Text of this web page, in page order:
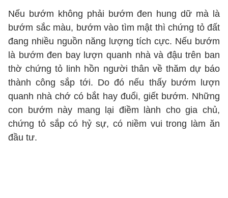
Nếu bướm không phải bướm đen hung dữ mà là
bướm sắc màu, bướm vào tìm mật thì chứng tỏ đất
đang nhiều nguồn năng lượng tích cực. Nếu bướm
là bướm đen bay lượn quanh nhà và đậu trên ban
thờ chứng tỏ linh hồn người thân về thăm dự báo
thành công sắp tới. Do đó nếu thấy bướm lượn
quanh nhà chớ có bắt hay đuổi, giết bướm. Những
con bướm này mang lại điềm lành cho gia chủ,
chứng tỏ sắp có hỷ sự, có niềm vui trong làm ăn
đầu tư.